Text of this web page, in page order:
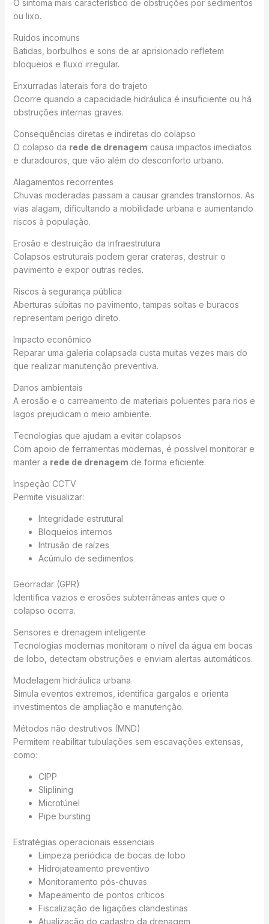
O sintoma mais característico de obstruções por sedimentos
ou lixo.
Ruídos incomuns
Batidas, borbulhos e sons de ar aprisionado refletem
bloqueios e fluxo irregular.
Enxurradas laterais fora do trajeto
Ocorre quando a capacidade hidráulica é insuficiente ou há
obstruções internas graves.
Consequências diretas e indiretas do colapso
O colapso da rede de drenagem causa impactos imediatos
e duradouros, que vão além do desconforto urbano.
Alagamentos recorrentes
Chuvas moderadas passam a causar grandes transtornos. As
vias alagam, dificultando a mobilidade urbana e aumentando
riscos à população.
Erosão e destruição da infraestrutura
Colapsos estruturais podem gerar crateras, destruir o
pavimento e expor outras redes.
Riscos à segurança pública
Aberturas súbitas no pavimento, tampas soltas e buracos
representam perigo direto.
Impacto econômico
Reparar uma galeria colapsada custa muitas vezes mais do
que realizar manutenção preventiva.
Danos ambientais
A erosão e o carreamento de materiais poluentes para rios e
lagos prejudicam o meio ambiente.
Tecnologias que ajudam a evitar colapsos
Com apoio de ferramentas modernas, é possível monitorar e
manter a rede de drenagem de forma eficiente.
Inspeção CCTV
Permite visualizar:
Integridade estrutural
Bloqueios internos
Intrusão de raízes
Acúmulo de sedimentos
Georradar (GPR)
Identifica vazios e erosões subterrâneas antes que o
colapso ocorra.
Sensores e drenagem inteligente
Tecnologias modernas monitoram o nível da água em bocas
de lobo, detectam obstruções e enviam alertas automáticos.
Modelagem hidráulica urbana
Simula eventos extremos, identifica gargalos e orienta
investimentos de ampliação e manutenção.
Métodos não destrutivos (MND)
Permitem reabilitar tubulações sem escavações extensas,
como:
CIPP
Sliplining
Microtúnel
Pipe bursting
Estratégias operacionais essenciais
Limpeza periódica de bocas de lobo
Hidrojateamento preventivo
Monitoramento pós-chuvas
Mapeamento de pontos críticos
Fiscalização de ligações clandestinas
Atualização do cadastro da drenagem